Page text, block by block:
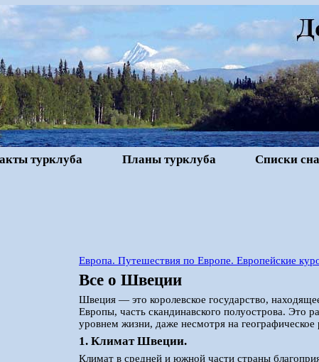
турклуба Планы турклуба Списки
Европа. Путешествия по Европе. Европейские
Все о Швеции
Швеция — это королевское государство,
Европы, часть скандинавского полуострова. Это
уровнем жизни, даже несмотря на географическое
1. Климат Швеции.
Климат в средней и южной части страны